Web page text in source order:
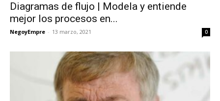
Diagramas de flujo | Modela y entiende
mejor los procesos en...
NegoyEmpre - 13 marzo, 2021 0